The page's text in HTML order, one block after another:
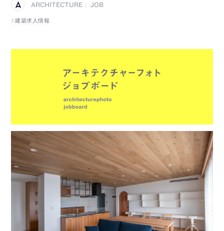
ARCHITECTURE
JOB
建築求人情報